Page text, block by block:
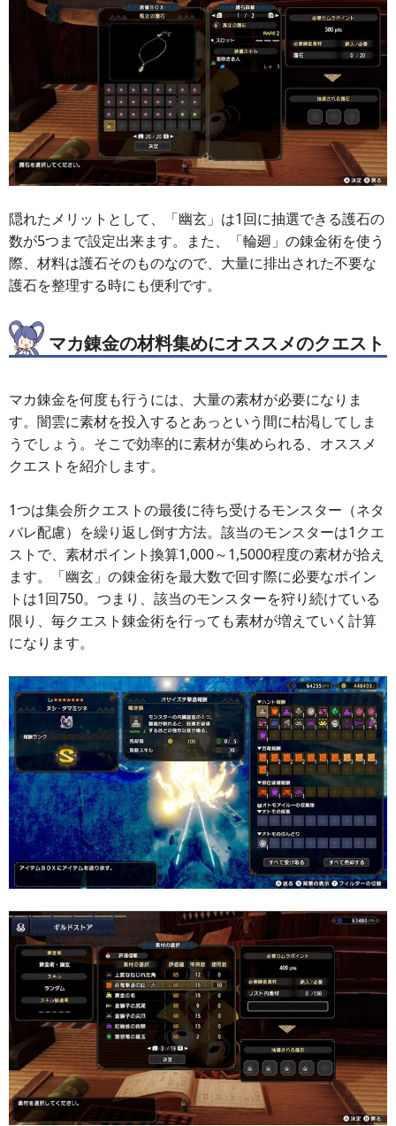
隠れたメリットとして、「幽玄」は1回に抽選できる護石の
数が5つまで設定出来ます。また、「輪廻」の錬金術を使う
際、材料は護石そのものなので、大量に排出された不要な
護石を整理する時にも便利です。
マカ錬金の材料集めにオススメのクエスト
マカ錬金を何度も行うには、大量の素材が必要になりま
す。闇雲に素材を投入するとあっという間に枯渇してしま
うでしょう。そこで効率的に素材が集められる、オススメ
クエストを紹介します。
1つは集会所クエストの最後に待ち受けるモンスター（ネタ
バレ配慮）を繰り返し倒す方法。該当のモンスターは1クエ
ストで、素材ポイント換算1,000～1,5000程度の素材が拾え
ます。「幽玄」の錬金術を最大数で回す際に必要なポイン
トは1回750。つまり、該当のモンスターを狩り続けている
限り、毎クエスト錬金術を行っても素材が増えていく計算
になります。